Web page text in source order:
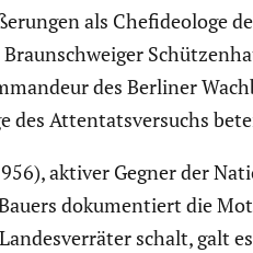
als Chefideo­loge
des Berliner
des Atten­tats­ver­suchs
aktiver Gegner der
dokumen­tiert die
schalt, galt